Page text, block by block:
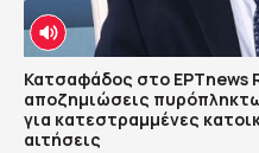
Κατσαφάδος στο ΕΡΤnews
αποζημιώσεις
για κατεστραμμένες
αιτήσεις